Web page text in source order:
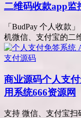
二维码收款app监
「BudPay 个人收款
机微信、支付宝的二
支付源码
商业源码个人支
用系统666资源网
支持 微信、支付宝